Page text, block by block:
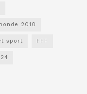
2010
sport FFF